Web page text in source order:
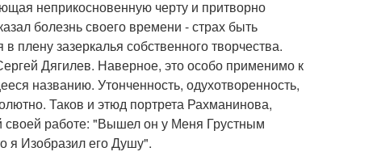
неприкосновенную черту и притворно
болезнь своего времени - страх быть
зазеркалья собственного творчества.
Дягилев. Наверное, это особо применимо к
названию. Утонченность, одухотворенность,
Таков и этюд портрета Рахманинова,
своей работе: "Вышел он у Меня Грустным
я Изобразил его Душу".